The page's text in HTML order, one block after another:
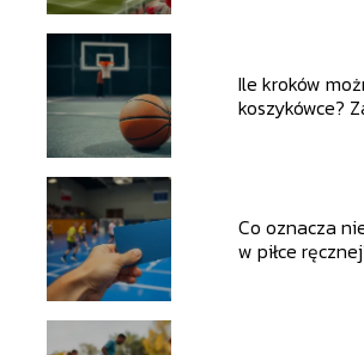
Ile kroków
koszykówce?
Co oznacza
w piłce